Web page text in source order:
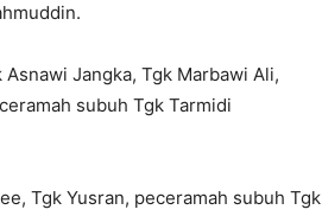
Jangka, Tgk Marbawi Ali,
subuh Tgk Tarmidi
Tgk Yusran, peceramah subuh Tgk